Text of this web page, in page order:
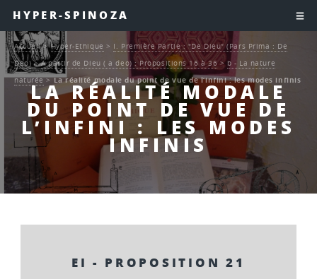
HYPER-SPINOZA
LA RÉALITÉ MODALE
DU POINT DE VUE DE
L’INFINI : LES MODES
INFINIS
Accueil>Hyper-Ethique > I. Première Partie : "De Dieu" (Pars Prima : De
Deo)>A partir de Dieu ( a deo) : Propositions 16 à 36 >b - La nature
naturée>La réalité modale du point de vue de l’infini : les modes infinis
EI - PROPOSITION 21